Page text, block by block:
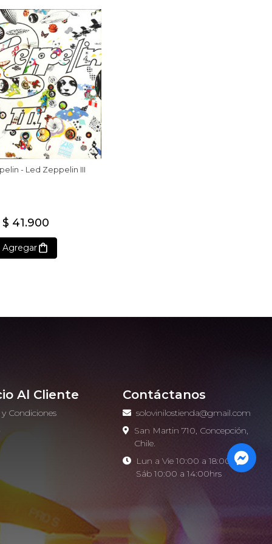
- Led Zeppelin III
$ 41.900
Agregar
Al Cliente
Condiciones
Contáctanos
solovinilostienda@gmail.com
San Martin 710, Concepción,
Chile.
Lun a Vie 10:00 a 18:00hrs -
Sáb 10:00 a 14:00hrs